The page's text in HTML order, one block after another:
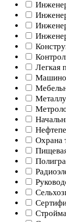
Легкая
Охрана